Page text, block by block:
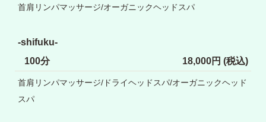
首肩リンパマッサージ/オーガニックヘッドスパ
-shifuku-
100分
18,000円 (税込)
首肩リンパマッサージ/ドライヘッドスパ/オーガニックヘッド
スパ